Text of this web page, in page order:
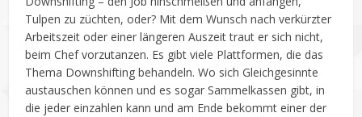
Tulpen zu züchten, oder? Mit dem Wunsch nach verkürzter
Arbeitszeit oder einer längeren Auszeit traut er sich nicht,
beim Chef vorzutanzen. Es gibt viele Plattformen, die das
Thema Downshifting behandeln. Wo sich Gleichgesinnte
austauschen können und es sogar Sammelkassen gibt, in
die jeder einzahlen kann und am Ende bekommt einer der